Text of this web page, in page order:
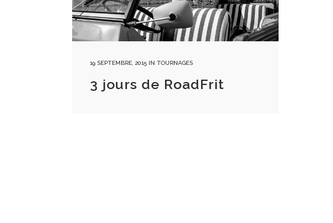
19 SEPTEMBRE, 2015 IN TOURNAGES
3 jours de RoadFrit